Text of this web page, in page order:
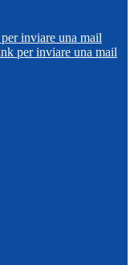
inviare una mail
per inviare una mail